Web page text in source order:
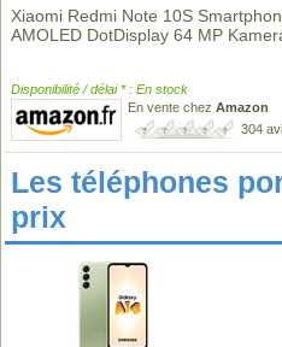
Xiaomi Redmi Note 10S
AMOLED DotDisplay 64 MP
Disponibilité / délai * : En stock
En vente chez Amazon
304
Les téléphones
prix